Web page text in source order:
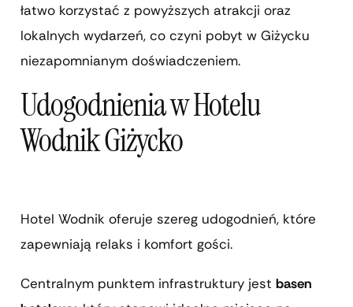
łatwo korzystać z powyższych atrakcji oraz
lokalnych wydarzeń, co czyni pobyt w Giżycku
niezapomnianym doświadczeniem.
Udogodnienia w Hotelu
Wodnik Giżycko
Hotel Wodnik oferuje szereg udogodnień, które
zapewniają relaks i komfort gości.
Centralnym punktem infrastruktury jestbasen